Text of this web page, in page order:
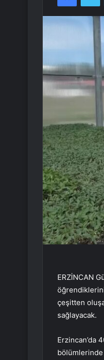
ERZİNCAN
çeşitten
sağlayacak.
Erzincan’da